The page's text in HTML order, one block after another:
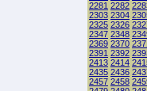
2281 2282
2303 2304
2325 2326
2347 2348
2369 2370
2391 2392
2413 2414
2435 2436
2457 2458